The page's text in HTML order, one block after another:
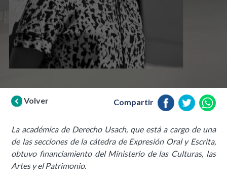
Volver Compartir
La académica de Derecho Usach, que está a cargo de una
de las secciones de la cátedra de Expresión Oral y Escrita,
obtuvo financiamiento del Ministerio de las Culturas, las
Artes y el Patrimonio.